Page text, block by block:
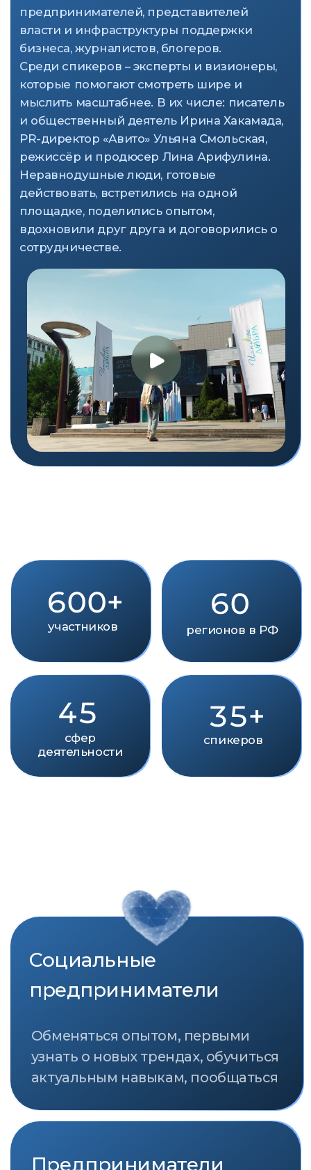
Предприниматели
социального бизнеса, получить
новые знания, завязать знакомства,
поговорить о партнёрстве
Социальные
предприниматели
Обменяться опытом, первыми
узнать о новых трендах, обучиться
актуальным навыкам, пообщаться
обучиться актуальным
Органы власти
Рассказать о поддержке
социального бизнеса, узнать о
планах и потребностях
социального бизнеса, обменяться
опытом
ИМПУЛЬС ДОБРА
ПРЕМИЯ
Премия за вклад в развитие и
продвижение социального
предпринимательства в России
«Импульс добра» учреждена Фондом
«Наше будущее» в 2011 году.